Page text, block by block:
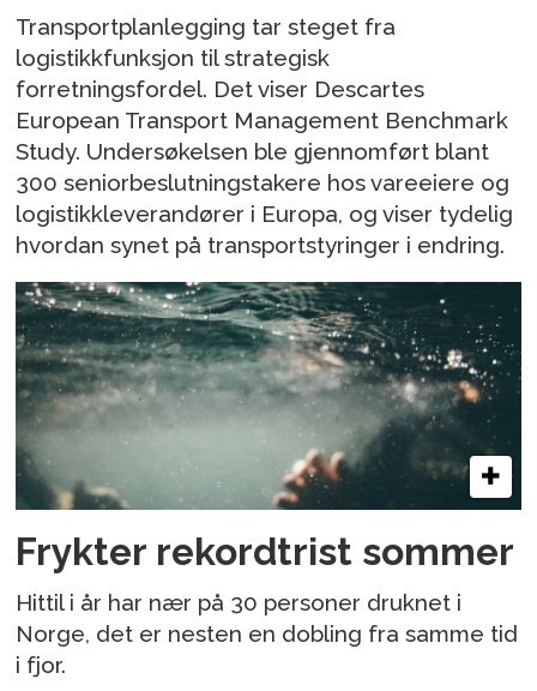
Transportplanlegging tar steget fra
logistikkfunksjon til strategisk
forretningsfordel. Det viser Descartes
European Transport Management Benchmark
Study. Undersøkelsen ble gjennomført blant
300 seniorbeslutningstakere hos vareeiere og
logistikkleverandører i Europa, og viser tydelig
hvordan synet på transportstyringer i endring.
Frykter rekordtrist sommer
Hittil i år har nær på 30 personer druknet i
Norge, det er nesten en dobling fra samme tid
i fjor.